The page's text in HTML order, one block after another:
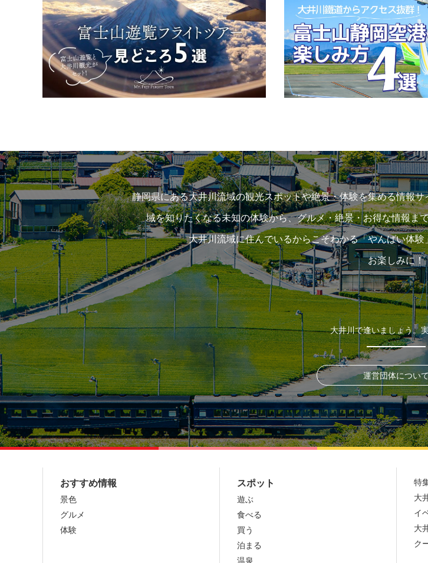
静岡県にある大井川流域の観光スポットや絶景・体験を集める情報
域を知りたくなる未知の体験から、グルメ・絶景・お得な情報ま
大井川流域に住んでいるからこそわかる「やんばい体験
お楽しみに！
大井川で逢いましょう。
運営団体について
おすすめ情報
景色
グルメ
体験
スポット
遊ぶ
食べる
買う
泊まる
温泉
特
大
イ
大
ク